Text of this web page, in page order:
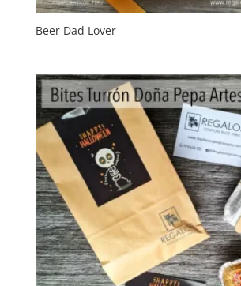
Beer Dad Lover